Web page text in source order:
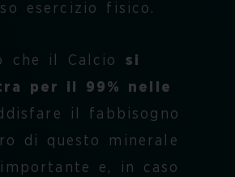
esercizio fisico.
che il Calcio si
per il 99% nelle
il fabbisogno
di questo minerale
e, in caso